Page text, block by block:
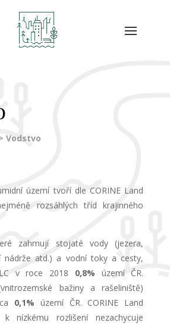
Vodstvo
území tvoří dle CORINE Land
rozsáhlých tříd krajinného
zahrnují stojaté vody (jezera,
nádrže atd.) a vodní toky a cesty,
v roce 2018
0,8% území ČR.
bažiny a rašeliniště)
0,1% území ČR. CORINE Land
k nízkému rozlišení nezachycuje